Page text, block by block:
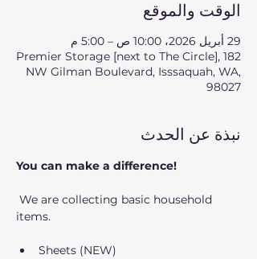
الوقت والموقع
29 أبريل 2026، 10:00 ص – 5:00 م
Premier Storage [next to The Circle], 182
NW Gilman Boulevard, Isssaquah, WA,
98027
نبذة عن الحدث
You can make a difference!
items.
Sheets (NEW)